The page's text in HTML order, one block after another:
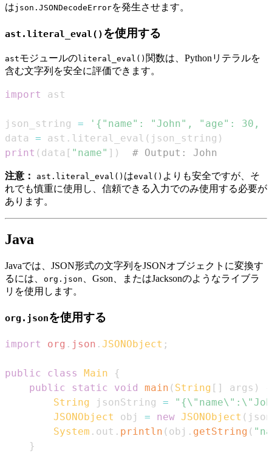
はjson.JSONDecodeErrorを発生させます。
ast.literal_eval() を使用する
astモジュールのliteral_eval() 関数は、Pythonリテラルを
含む文字列を安全に評価できます。
import
json_string =
'{"name": "John", "age": 30,
data = ast . literal_eval ( json_string )
print ( data [ "name" ] ) # Output: John
注意： ast.literal_eval() はeval() よりも安全ですが、そ
れでも慎重に使用し、信頼できる入力でのみ使用する必要が
あります。
Java
Javaでは、JSON形式の文字列をJSONオブジェクトに変換す
るには、 org.json
、Gson、またはJacksonのようなライブラ
リを使用します。
org.jsonを使用する
import org . json . JSONObject ;
public class Main
{
public
static void main ( String [ ] args )
String jsonString =
JSONObject
obj = new JSONObject (
System . out . println ( obj . getString (
}